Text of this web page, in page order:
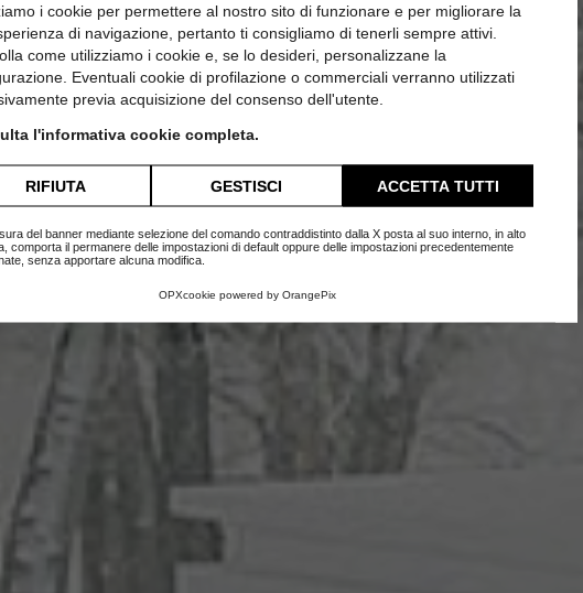
i cookie per permettere al nostro sito di funzionare e per migliorare la
di navigazione, pertanto ti consigliamo di tenerli sempre attivi.
come utilizziamo i cookie e, se lo desideri, personalizzane la
Eventuali cookie di profilazione o commerciali verranno utilizzati
previa acquisizione del consenso dell'utente.
l'informativa cookie completa.
RIFIUTA GESTISCI ACCETTA TUTTI
del banner mediante selezione del comando contraddistinto dalla X posta al suo interno, in alto
comporta il permanere delle impostazioni di default oppure delle impostazioni precedentemente
senza apportare alcuna modifica.
OPXcookie powered by OrangePix
in stile nordico scandinavo